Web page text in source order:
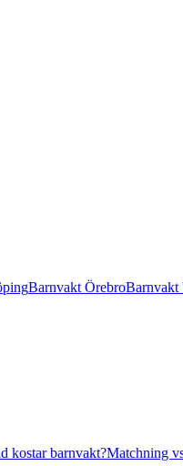
Barnvakt ÖrebroBarnvakt
kostar barnvakt?Matchning